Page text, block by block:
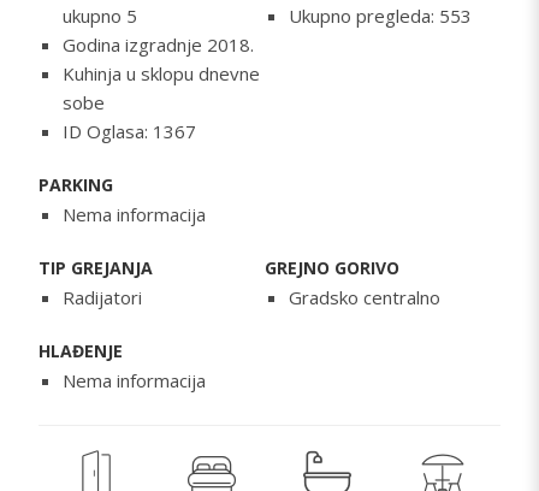
ukupno 5
Godina izgradnje 2018.
Kuhinja u sklopu dnevne
sobe
Ukupno pregleda: 553
ID Oglasa: 1367
PARKING
Nema informacija
TIP GREJANJA
Radijatori
GREJNO GORIVO
Gradsko centralno
HLAĐENJE
Nema informacija